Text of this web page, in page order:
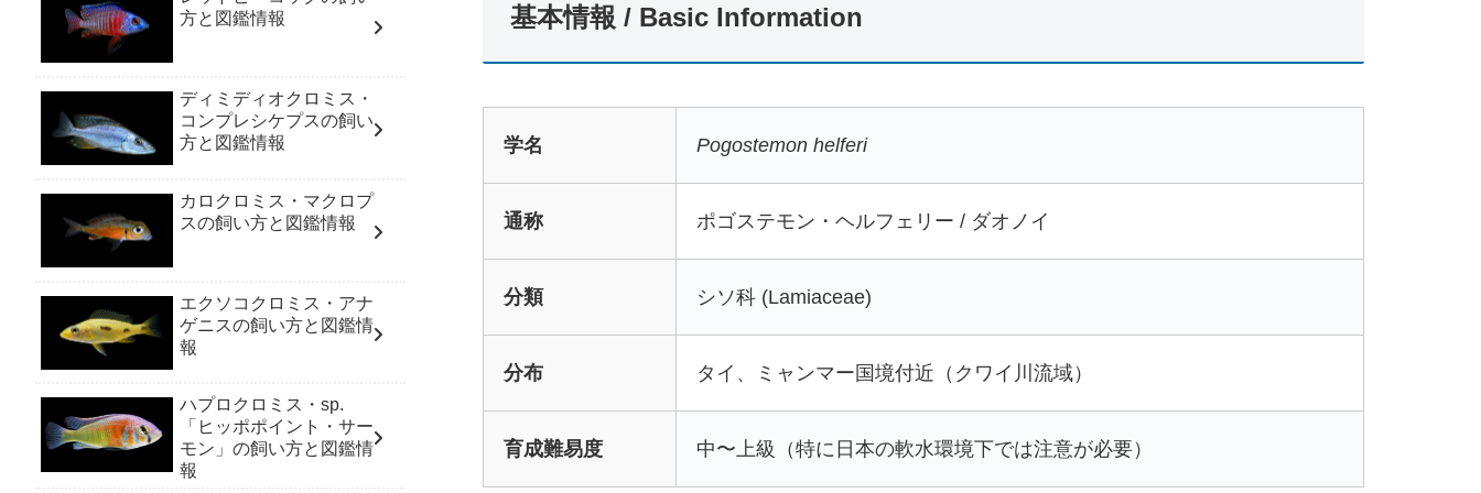
基本情報 / Basic Information
学名 Pogostemon helferi
通称 ポゴステモン・ヘルフェリー / ダオノイ
分類 シソ科 (Lamiaceae)
分布 タイ、ミャンマー国境付近（クワイ川流域）
育成難易度 中〜上級（特に日本の軟水環境下では注意が必要）
方と図鑑情報
ディミディオクロミス・
コンプレシケプスの飼い
方と図鑑情報
カロクロミス・マクロプ
スの飼い方と図鑑情報
エクソコクロミス・アナ
ゲニスの飼い方と図鑑情
報
ハプロクロミス・sp.
「ヒッポポイント・サー
モン」の飼い方と図鑑情
報